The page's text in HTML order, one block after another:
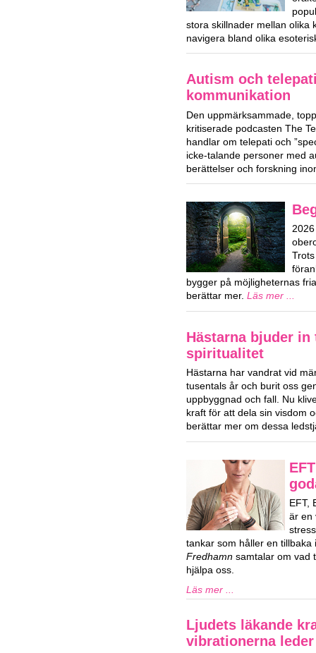
stora skillnader mellan olika
navigera bland olika
Autism och
kommunikation
Den uppmärksammade,
kritiserade podcasten The
handlar om telepati och
icke-talande personer med
berättelser och forskning
bygger på möjligheternas
berättar mer. Läs mer ...
Hästarna bjuder
spiritualitet
Hästarna har vandrat vid
tusentals år och burit oss
uppbyggnad och fall. Nu
kraft för att dela sin visdom
berättar mer om dessa
EFT,
är en
tankar som håller en tillbaka
Fredhamn samtalar om vad
hjälpa oss.
Läs mer ...
Ljudets läkande
vibrationerna